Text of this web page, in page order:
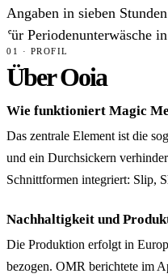
Angaben in sieben
für Periodenunterwäsche
01 · PROFIL
Über Ooia
Wie funktioniert Magic
Das zentrale Element ist die
und ein Durchsickern
Schnittformen integriert: Slip,
Nachhaltigkeit und
Die Produktion erfolgt in
bezogen. OMR berichtete im